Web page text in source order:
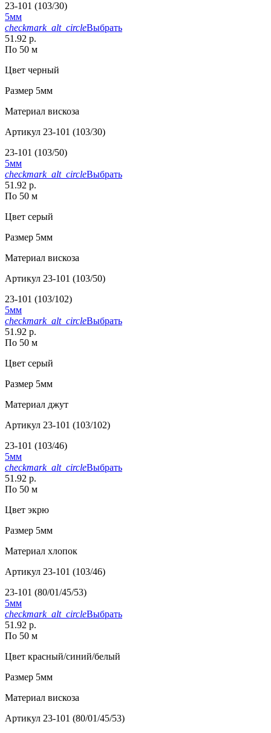
23-101 (103/30)
5мм
checkmark_alt_circleВыбрать
51.92 р.
По 50 м
Цвет черный
Размер 5мм
Материал вискоза
Артикул 23-101 (103/30)
23-101 (103/50)
5мм
checkmark_alt_circleВыбрать
51.92 р.
По 50 м
Цвет серый
Размер 5мм
Материал вискоза
Артикул 23-101 (103/50)
23-101 (103/102)
5мм
checkmark_alt_circleВыбрать
51.92 р.
По 50 м
Цвет серый
Размер 5мм
Материал джут
Артикул 23-101 (103/102)
23-101 (103/46)
5мм
checkmark_alt_circleВыбрать
51.92 р.
По 50 м
Цвет экрю
Размер 5мм
Материал хлопок
Артикул 23-101 (103/46)
23-101 (80/01/45/53)
5мм
checkmark_alt_circleВыбрать
51.92 р.
По 50 м
Цвет красный/синий/белый
Размер 5мм
Материал вискоза
Артикул 23-101 (80/01/45/53)